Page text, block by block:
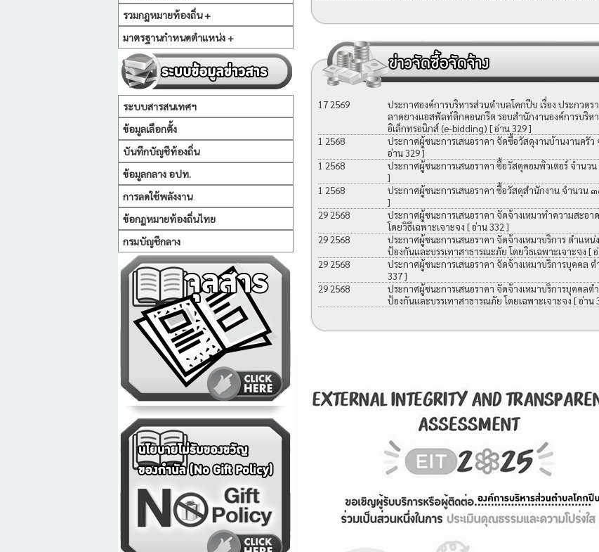
รวมกฏหมายท้องถิ่น +
มาตรฐานกำหนดตำแหน่ง +
ระบบสารสนเทศฯ
ข้อมูลเลือกตั้ง
บันทึกบัญชีท้องถิ่น
ข้อมูลกลาง อปท.
การลดใช้พลังงาน
ข้อกฏหมายท้องถิ่นไทย
กรมบัญชีกลาง
17 2569
ประกาศองค์การบริหารส่วนตำบลโคกปีบ เรื่อง ประกวดร
ลาดยางแอสฟัลท์ติกคอนกรีต รอบสำนักงานองค์การบริห
อิเล็กทรอนิกส์ (e-bidding) [ อ่าน 329 ]
1 2568
ประกาศผู้ชนะการเสนอราคา จัดซื้อวัสดุงานบ้านงานครัว
อ่าน 329 ]
1 2568
ประกาศผู้ชนะการเสนอราคา ซื้อวัสดุคอมพิวเตอร์ จำนวน
]
1 2568
ประกาศผู้ชนะการเสนอราคา ซื้อวัสดุสำนักงาน จำนวน ๓
]
29 2568
ประกาศผู้ชนะการเสนอราคา จัดจ้างเหมาทำความสะอ
โดยวิธีเฉพาะเจาะจง [ อ่าน 332 ]
29 2568
ประกาศผู้ชนะการเสนอราคา จัดจ้างเหมาบริการ ตำแห
ป้องกันและบรรเทาสาธารณะภัย โดยวิธเฉพาะเจาะจง [
29 2568
ประกาศผู้ชนะการเสนอราคา จัดจ้างเหมาบริการบุคคล ต
337 ]
29 2568
ประกาศผู้ชนะการเสนอราคา จัดจ้างเหมาบริการบุคคลต
ป้องกันและบรรเทาสาธารณภัย โดยเฉพาะเจาะจง [ อ่าน